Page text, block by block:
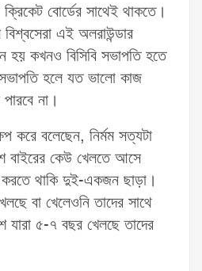
বোর্ডের সাথেই থাকতে।
এই অলরাউন্ডার
হয় কখনও বিসিবি সভাপতি হতে
হলে যত ভালো কাজ
না।
করে বলেছেন, নির্মম সত্যটা
বাইরের কেউ খেলতে আসে
থাকি দুই-একজন ছাড়া।
বা খেলেওনি তাদের সাথে
৫-৭ বছর খেলছে তাদের